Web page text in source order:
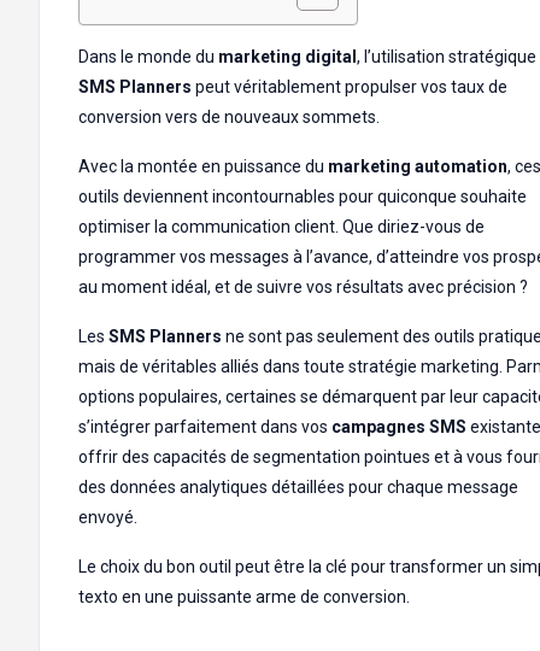
Dans le monde du marketing digital , l’utilisation stratégique
SMS Planners peut véritablement propulser vos taux de
conversion vers de nouveaux sommets.
Avec la montée en puissance du marketing automation, ces
outils deviennent incontournables pour quiconque souhaite
optimiser la communication client. Que diriez-vous de
programmer vos messages à l’avance, d’atteindre vos
au moment idéal, et de suivre vos résultats avec précision ?
Les SMS Planners ne sont pas seulement des outils
mais de véritables alliés dans toute stratégie marketing.
options populaires, certaines se démarquent par leur
s’intégrer parfaitement dans vos campagnes SMS
offrir des capacités de segmentation pointues et à vous
des données analytiques détaillées pour chaque message
envoyé.
Le choix du bon outil peut être la clé pour transformer un
texto en une puissante arme de conversion.